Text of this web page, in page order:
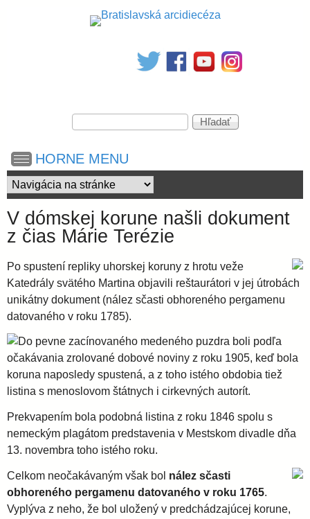
Skočiť
t
i
s
l
a
v
s
k
á
a
V
y
ľ
a
d
á
v
a
i
e
H
ľ
d
a
ť
HORNE MENU
V dómskej korune našli dokument
z čias Márie Terézie
Po spustení repliky uhorskej koruny z hrotu veže
Katedrály svätého Martina objavili reštaurátori v jej útrobách
unikátny dokument (nález sčasti obhoreného pergamenu
datovaného v roku 1785).
Do pevne zacínovaného medeného puzdra boli podľa
očakávania zrolované dobové noviny z roku 1905, keď bola
koruna naposledy spustená, a z toho istého obdobia tiež
listina s menoslovom štátnych i cirkevných autorít.
Prekvapením bola podobná listina z roku 1846 spolu s
nemeckým plagátom predstavenia v Mestskom divadle dňa
13. novembra toho istého roku.
Celkom neočakávaným však bol nález sčasti
obhoreného pergamenu datovaného v roku 1765.
Vyplýva z neho, že bol uložený v predchádzajúcej korune,